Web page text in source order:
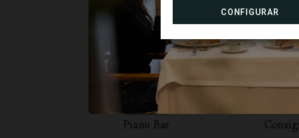
CONFIGURAR
Piano Bar